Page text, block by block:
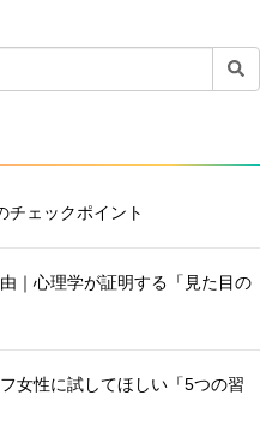
チェックポイント
｜心理学が証明する「見た目の
女性に試してほしい「5つの習